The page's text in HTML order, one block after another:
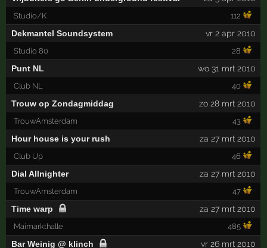
Studio/K 112
Dekmantel Soundsystem vr 2 apr 2010
Studio 80 28
Punt NL wo 31 mrt 2010
Club NL 40
Trouw op Zondagmiddag zo 28 mrt 2010
TrouwAmsterdam 43
Hour house is your rush za 27 mrt 2010
Club Up 46
Dial Allnighter za 27 mrt 2010
TrouwAmsterdam 47
Time warp za 27 mrt 2010
Maimarkthalle 485
Bar Weinig @ klinch vr 26 mrt 2010